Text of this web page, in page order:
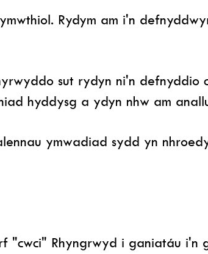
Rydym am i'n
sut rydyn ni'n defnyddio
hyddysg a ydyn nhw am
ymwadiad sydd yn
Rhyngrwyd i ganiatáu i'n